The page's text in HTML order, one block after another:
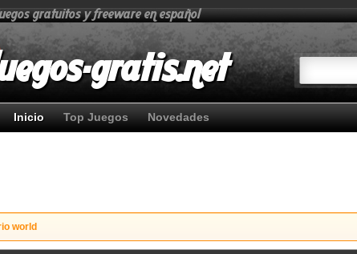
gratuitos y freeware en español
gratis.net
Inicio Top Juegos Novedades
world